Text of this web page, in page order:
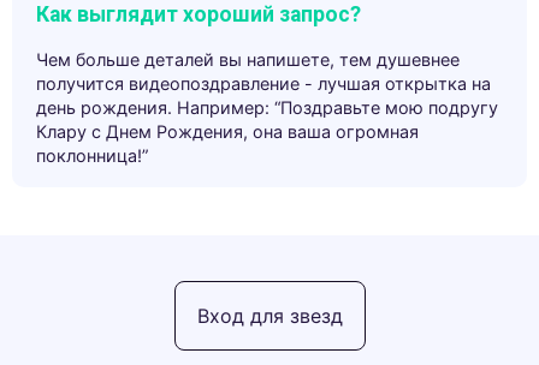
Как выглядит хороший запрос?
Чем больше деталей вы напишете, тем душевнее
получится видеопоздравление - лучшая открытка на
день рождения. Например: “Поздравьте мою подругу
Клару с Днем Рождения, она ваша огромная
поклонница!”
Вход для звезд